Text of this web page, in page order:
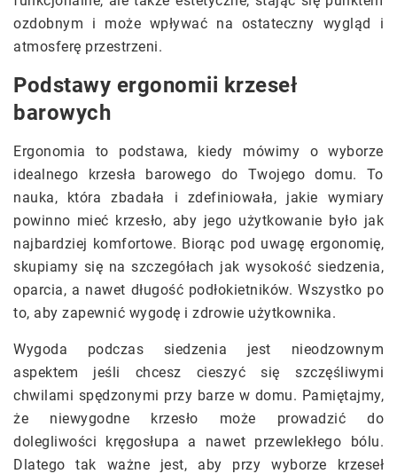
ozdobnym i może wpływać na ostateczny wygląd i
atmosferę przestrzeni.
Podstawy ergonomii krzeseł
barowych
Ergonomia to podstawa, kiedy mówimy o wyborze
idealnego krzesła barowego do Twojego domu. To
nauka, która zbadała i zdefiniowała, jakie wymiary
powinno mieć krzesło, aby jego użytkowanie było jak
najbardziej komfortowe. Biorąc pod uwagę ergonomię,
skupiamy się na szczegółach jak wysokość siedzenia,
oparcia, a nawet długość podłokietników. Wszystko po
to, aby zapewnić wygodę i zdrowie użytkownika.
Wygoda podczas siedzenia jest nieodzownym
aspektem jeśli chcesz cieszyć się szczęśliwymi
chwilami spędzonymi przy barze w domu. Pamiętajmy,
że niewygodne krzesło może prowadzić do
dolegliwości kręgosłupa a nawet przewlekłego bólu.
Dlatego tak ważne jest, aby przy wyborze krzeseł